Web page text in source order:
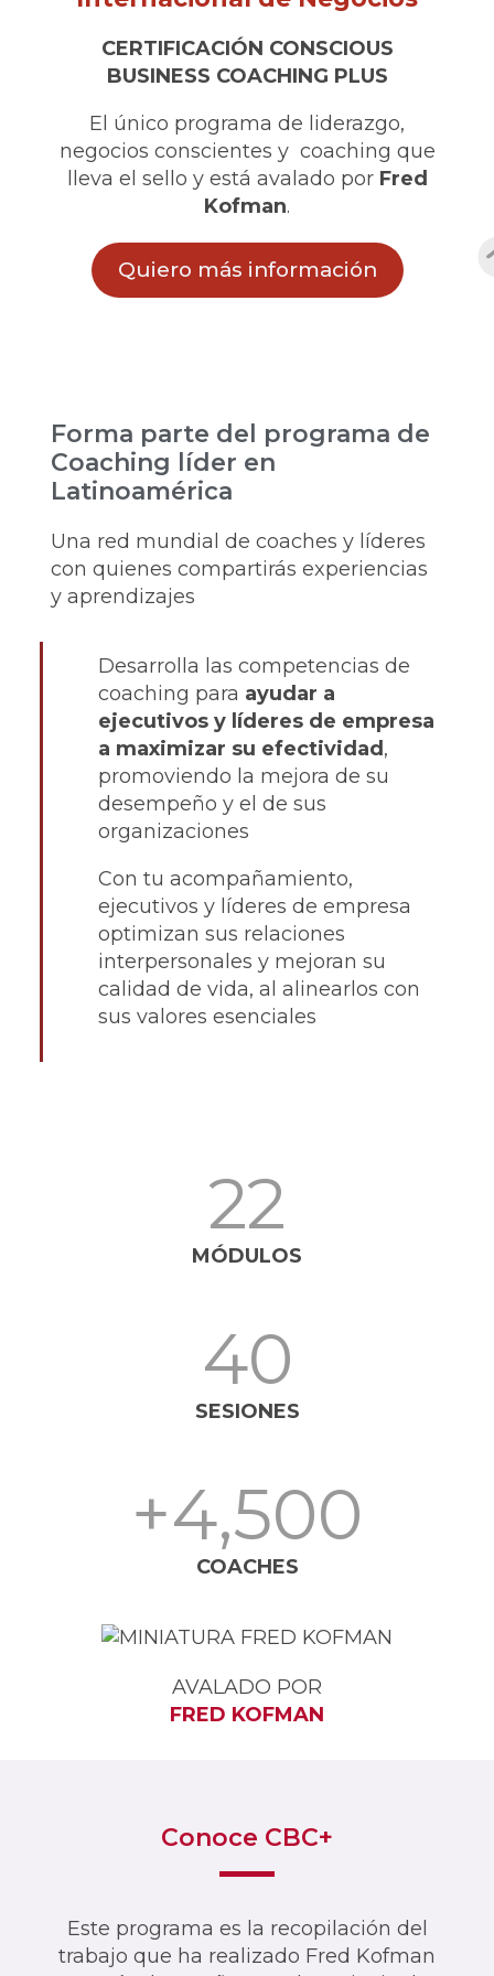
CERTIFICACIÓN CONSCIOUS
BUSINESS COACHING PLUS
El único programa de liderazgo,
negocios conscientes y coaching que
lleva el sello y está avalado por Fred
Kofman.
Quiero más información
Forma parte del programa de
Coaching líder en
Latinoamérica
Una red mundial de coaches y líderes
con quienes compartirás experiencias
y aprendizajes
Desarrolla las competencias de
coaching para ayudar a
ejecutivos y líderes de empresa
a maximizar su efectividad ,
promoviendo la mejora de su
desempeño y el de sus
organizaciones
Con tu acompañamiento,
ejecutivos y líderes de empresa
optimizan sus relaciones
interpersonales y mejoran su
calidad de vida, al alinearlos con
sus valores esenciales
22
MÓDULOS
40
SESIONES
+4,500
COACHES
AVALADO POR
FRED KOFMAN
Conoce CBC+
Este programa es la recopilación del
trabajo que ha realizado Fred Kofman